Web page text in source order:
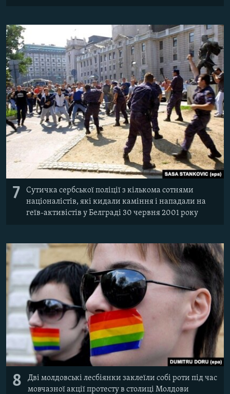
7
Сутичка сербської поліції з кількома сотнями
націоналістів, які кидали каміння і нападали на
геїв-активістів у Белграді 30 червня 2001 року
8
Дві молдовські лесбіянки заклеїли собі роти під час
мовчазної акції протесту в столиці Молдови